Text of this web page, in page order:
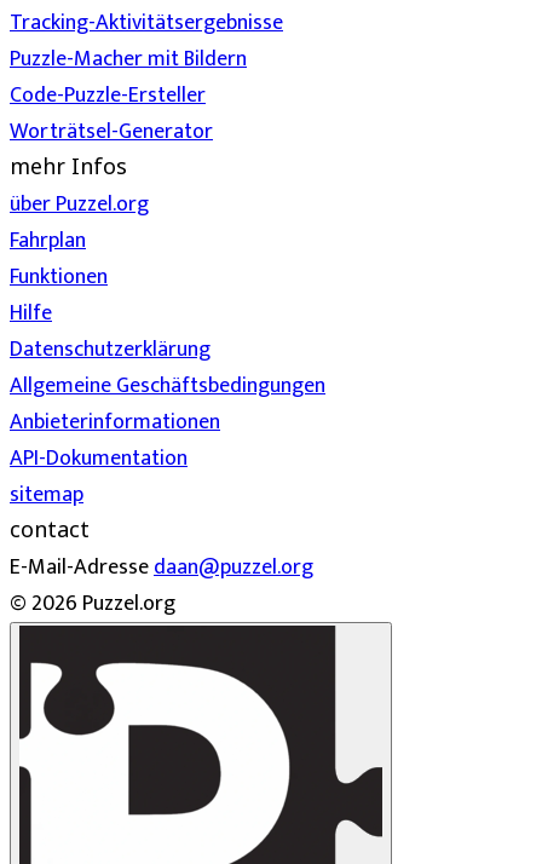
Tracking-Aktivitätsergebnisse
Puzzle-Macher mit Bildern
Code-Puzzle-Ersteller
Worträtsel-Generator
mehr Infos
über Puzzel.org
Fahrplan
Funktionen
Hilfe
Datenschutzerklärung
Allgemeine Geschäftsbedingungen
Anbieterinformationen
API-Dokumentation
sitemap
contact
E-Mail-Adressedaan@puzzel.org
© 2026 Puzzel.org